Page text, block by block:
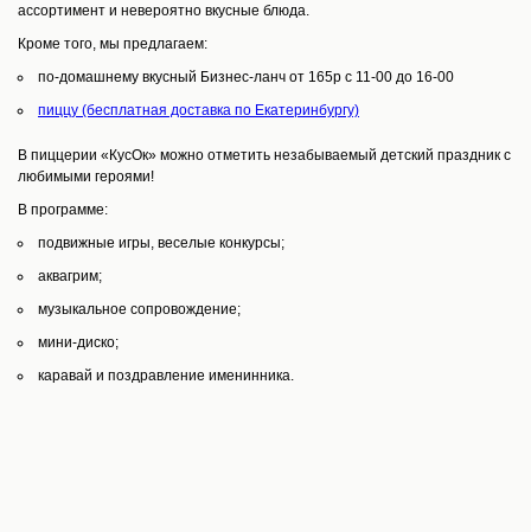
ассортимент и невероятно вкусные блюда.
Кроме того, мы предлагаем:
по-домашнему вкусный Бизнес-ланч от 165р с 11-00 до 16-00
пиццу (бесплатная доставка по Екатеринбургу)
В пиццерии «КусОк» можно отметить незабываемый детский праздник с
любимыми героями!
В программе:
подвижные игры, веселые конкурсы;
аквагрим;
музыкальное сопровождение;
мини-диско;
каравай и поздравление именинника.